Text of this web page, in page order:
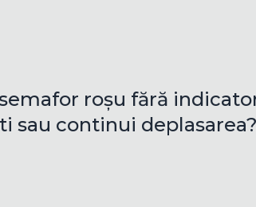
roșu fără
sau continui